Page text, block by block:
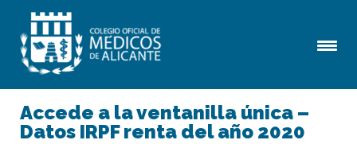
Accede a la ventanilla única –
Datos IRPF renta del año 2020